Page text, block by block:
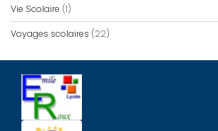
Vie Scolaire (1)
Voyages scolaires (22)